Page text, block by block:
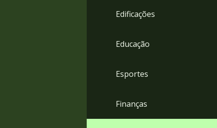
Edificações
Educação
Esportes
Finanças